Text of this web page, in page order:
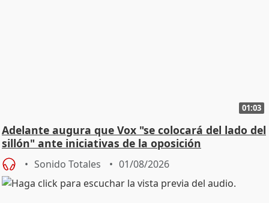
01:03
Adelante augura que Vox "se colocará del lado del
sillón" ante iniciativas de la oposición
Sonido Totales 01/08/2026